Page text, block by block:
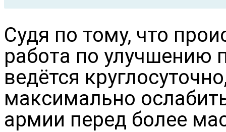
Судя по тому, что
работа по улучшению
ведётся
максимально
армии перед более